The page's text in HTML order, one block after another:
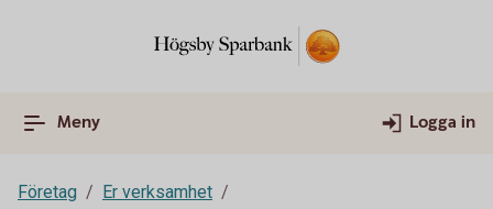
Meny Logga in
Företag
Er verksamhet